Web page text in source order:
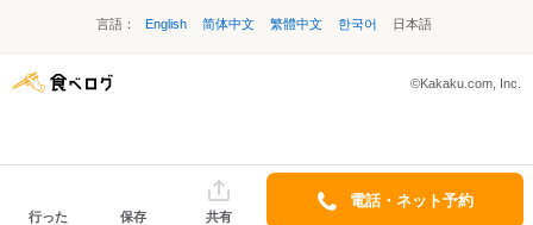
言語： English 简体中文 繁體中文 한국어 日本語
©Kakaku.com, Inc.
行った 保存 共有
電話・ネット予約